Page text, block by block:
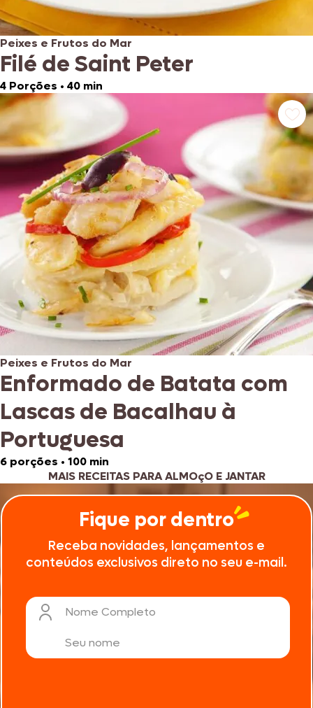
Peixes e Frutos do Mar
Filé de Saint Peter
4 Porções • 40 min
Peixes e Frutos do Mar
Enformado de Batata com
Lascas de Bacalhau à
Portuguesa
6 porções • 100 min
MAIS RECEITAS PARA ALMOçO E JANTAR
Fique por dentro
Receba novidades, lançamentos e
conteúdos exclusivos direto no seu e-mail.
Nome Completo